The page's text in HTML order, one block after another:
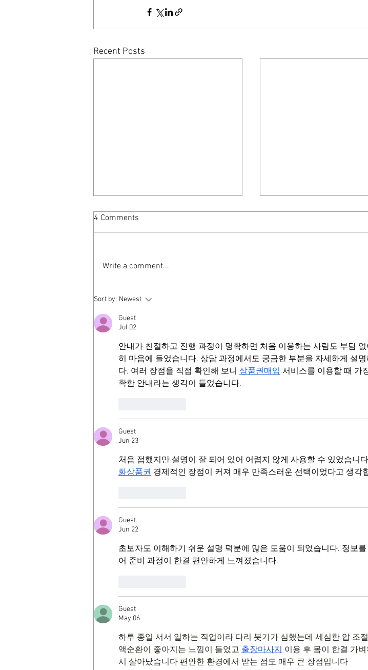
Recent Posts
AmericanaUK reviews
4 Comments
Write a comment...
Sort by: Newest
Guest
Jul 02
안내가 친절하고 진행 과정이 명확하면 처음 이용하는 사람도 부담
히 마음에 들었습니다. 상담 과정에서도 궁금한 부분을 자세하게 설
다. 여러 장점을 직접 확인해 보니 상품권매입 서비스를 이용할 때 가
확한 안내라는 생각이 들었습니다.
Guest
Jun 23
처음 접했지만 설명이 잘 되어 있어 어렵지 않게 사용할 수 있었습니
화상품권 경제적인 장점이 커져 매우 만족스러운 선택이었다고 생각
Guest
Jun 22
초보자도 이해하기 쉬운 설명 덕분에 많은 도움이 되었습니다. 정보
어 준비 과정이 한결 편안하게 느껴졌습니다.
Guest
May 06
하루 종일 서서 일하는 직업이라 다리 붓기가 심했는데 세심한 압 조
액순환이 좋아지는 느낌이 들었고 출장마사지 이용 후 몸이 한결 가
시 살아났습니다 편안한 환경에서 받는 점도 매우 큰 장점입니다